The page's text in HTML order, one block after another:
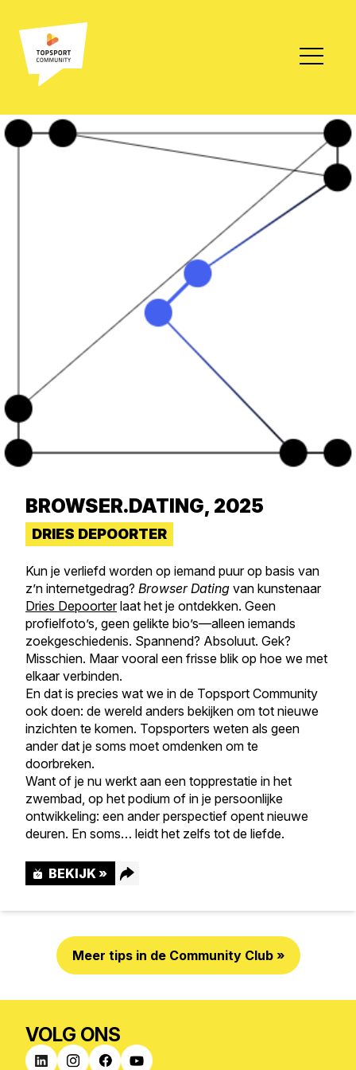
BROWSER.DATING, 2025
DRIES DEPOORTER
Kun je verliefd worden op iemand puur op basis van
z’n internetgedrag? Browser Dating van kunstenaar
Dries Depoorterlaat het je ontdekken. Geen
profielfoto’s, geen gelikte bio’s—alleen iemands
zoekgeschiedenis. Spannend? Absoluut. Gek?
Misschien. Maar vooral een frisse blik op hoe we met
elkaar verbinden.
En dat is precies wat we in de Topsport Community
ook doen: de wereld anders bekijken om tot nieuwe
inzichten te komen. Topsporters weten als geen
ander dat je soms moet omdenken om te
doorbreken.
Want of je nu werkt aan een topprestatie in het
zwembad, op het podium of in je persoonlijke
ontwikkeling: een ander perspectief opent nieuwe
deuren. En soms… leidt het zelfs tot de liefde.
BEKIJK »
Meer tips in de Community Club »
VOLG ONS